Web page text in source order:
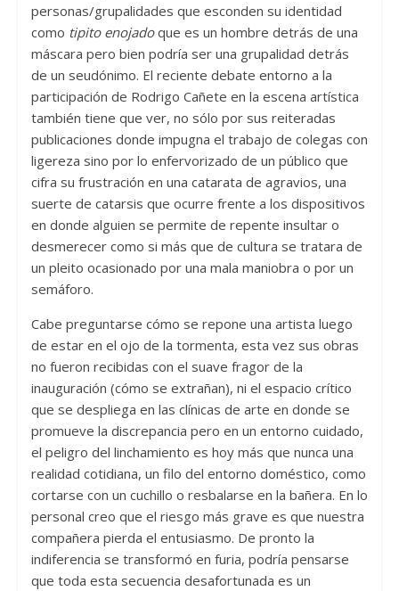
personas/grupalidades que esconden su identidad
como tipito enojadoque es un hombre detrás de una
máscara pero bien podría ser una grupalidad detrás
de un seudónimo. El reciente debate entorno a la
participación de Rodrigo Cañete en la escena artística
también tiene que ver, no sólo por sus reiteradas
publicaciones donde impugna el trabajo de colegas con
ligereza sino por lo enfervorizado de un público que
cifra su frustración en una catarata de agravios, una
suerte de catarsis que ocurre frente a los dispositivos
en donde alguien se permite de repente insultar o
desmerecer como si más que de cultura se tratara de
un pleito ocasionado por una mala maniobra o por un
semáforo.
Cabe preguntarse cómo se repone una artista luego
de estar en el ojo de la tormenta, esta vez sus obras
no fueron recibidas con el suave fragor de la
inauguración (cómo se extrañan), ni el espacio crítico
que se despliega en las clínicas de arte en donde se
promueve la discrepancia pero en un entorno cuidado,
el peligro del linchamiento es hoy más que nunca una
realidad cotidiana, un filo del entorno doméstico, como
cortarse con un cuchillo o resbalarse en la bañera. En lo
personal creo que el riesgo más grave es que nuestra
compañera pierda el entusiasmo. De pronto la
indiferencia se transformó en furia, podría pensarse
que toda esta secuencia desafortunada es un